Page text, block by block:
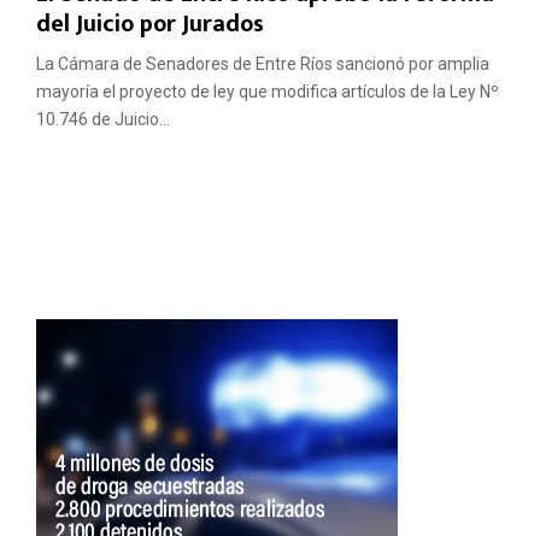
del Juicio por Jurados
La Cámara de Senadores de Entre Ríos sancionó por amplia
mayoría el proyecto de ley que modifica artículos de la Ley Nº
10.746 de Juicio...